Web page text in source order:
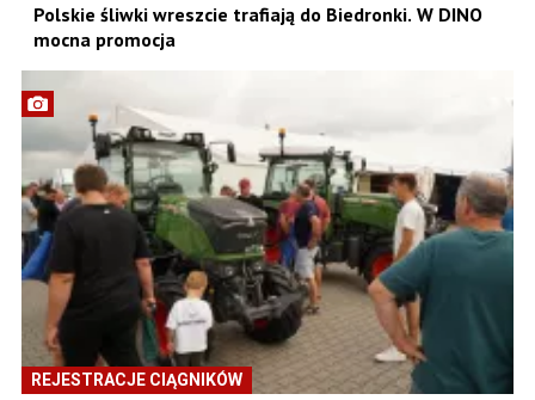
Polskie śliwki wreszcie trafiają do Biedronki. W DINO
mocna promocja
REJESTRACJE CIĄGNIKÓW